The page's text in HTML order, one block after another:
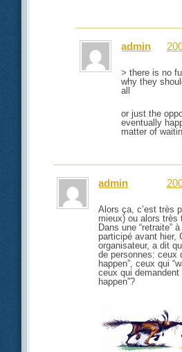
admin
> there is no
why they
all
or just the
eventually
matter of
admin
Alors ça, c’est très
mieux) ou alors
Dans une “retraite”
participé avant hier,
organisateur, a dit
de personnes: ceux
happen”, ceux qui
ceux qui demandent
happen”?